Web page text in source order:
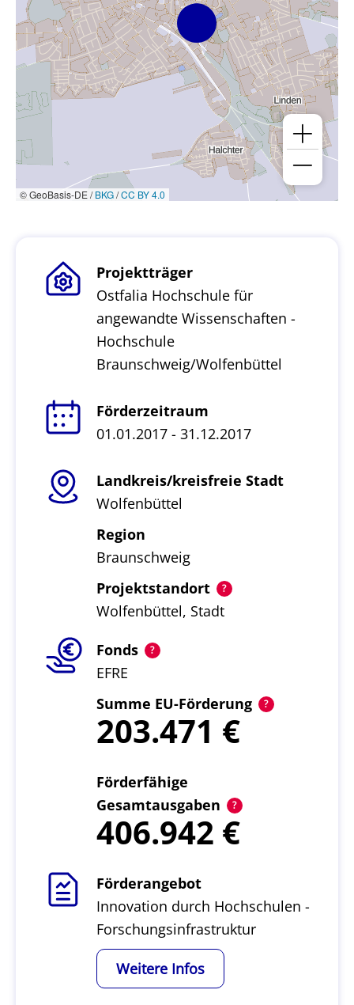
© GeoBasis-DE /BKG/CC BY 4.0
Projektträger
Ostfalia Hochschule für
angewandte Wissenschaften -
Hochschule
Braunschweig/Wolfenbüttel
Förderzeitraum
01.01.2017 - 31.12.2017
Landkreis/kreisfreie Stadt
Wolfenbüttel
Region
Braunschweig
Projektstandort
Wolfenbüttel, Stadt
Fonds
EFRE
Summe EU-Förderung
203.471
Förderfähige
Gesamtausgaben
406.942
Förderangebot
Innovation durch Hochschulen -
Forschungsinfrastruktur
Weitere Infos